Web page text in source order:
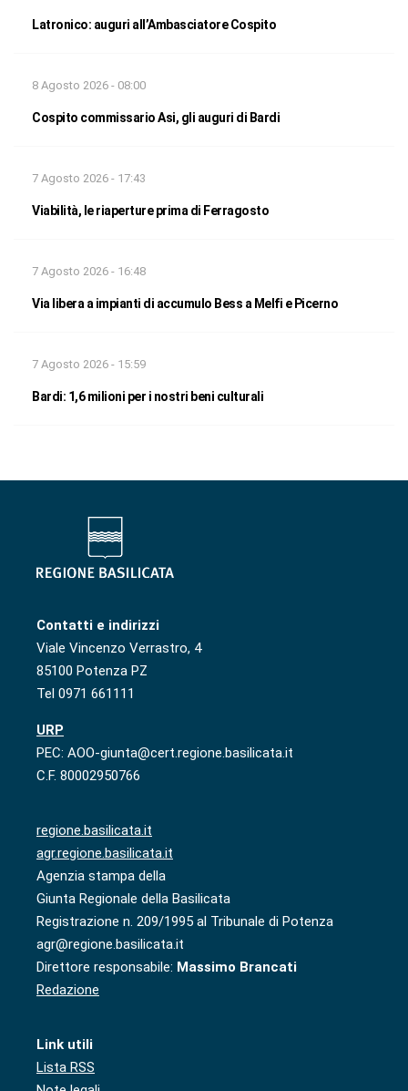
Latronico: auguri all’Ambasciatore Cospito
8 Agosto 2026 - 08:00
Cospito commissario Asi, gli auguri di Bardi
7 Agosto 2026 - 17:43
Viabilità, le riaperture prima di Ferragosto
7 Agosto 2026 - 16:48
Via libera a impianti di accumulo Bess a Melfi e Picerno
7 Agosto 2026 - 15:59
Bardi: 1,6 milioni per i nostri beni culturali
Contatti e indirizzi
Viale Vincenzo Verrastro, 4
85100 Potenza PZ
Tel 0971 661111
URP
PEC: AOO-giunta@cert.regione.basilicata.it
C.F. 80002950766
regione.basilicata.it
agr.regione.basilicata.it
Agenzia stampa della
Giunta Regionale della Basilicata
Registrazione n. 209/1995 al Tribunale di Potenza
agr@regione.basilicata.it
Direttore responsabile: Massimo Brancati
Redazione
Link utili
Lista RSS